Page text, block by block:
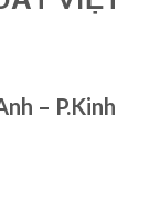
– P.Kinh